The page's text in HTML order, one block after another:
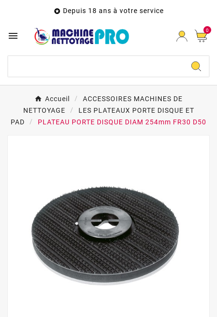
 Depuis 18 ans à votre service
 0
Accueil
ACCESSOIRES MACHINES DE
NETTOYAGE
LES PLATEAUX PORTE DISQUE ET
PAD
PLATEAU PORTE DISQUE DIAM 254mm FR30 D50